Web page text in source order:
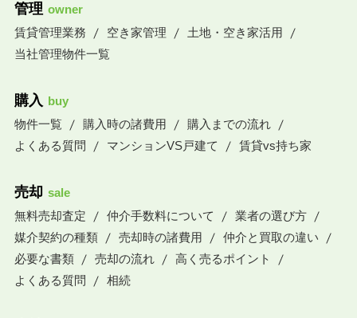
管理 owner
賃貸管理業務
空き家管理
土地・空き家活用
当社管理物件一覧
購入 buy
物件一覧
購入時の諸費用
購入までの流れ
よくある質問
マンションVS戸建て 賃貸vs持ち家
売却 sale
無料売却査定
仲介手数料について
業者の選び方
媒介契約の種類
売却時の諸費用
仲介と買取の違い
必要な書類
売却の流れ
高く売るポイント
よくある質問
相続